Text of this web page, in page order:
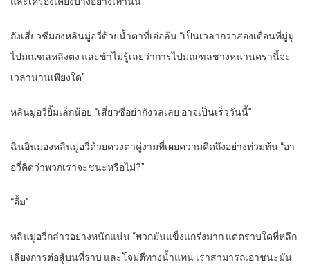
ถังเสี่ยวซีมองหลินมู่อวี่ด้วยน้ำตาที่เอ่อล้น “เป็นเวลากว่าสองเดือนที่มู่มู่
ไปมณฑลหลิงตง และข้าไม่รู้เลยว่าการไปมณฑลชางหนานครานี้จะ
เวลานานเพียงใด”
หลินมู่อวี่ยิ้มเล็กน้อย “เสี่ยวซีอย่ากังวลเลย อาจเป็นเร็ววันนี้”
ฉินอินมองหลินมู่อวี่ด้วยดวงตาคู่งามที่เผยความคิดถึงอย่างท่วมท้น “อา
อวี่คิดว่าพวกเราจะชนะหรือไม่?”
“อื้ม”
หลินมู่อวี่กล่าวอย่างหนักแน่น “พวกมันแข็งแกร่งมาก แต่ตราบใดที่หลีก
เลี่ยงการต่อสู้บนที่ราบ และโจมตีทางน้ำแทน เราสามารถเอาชนะมัน